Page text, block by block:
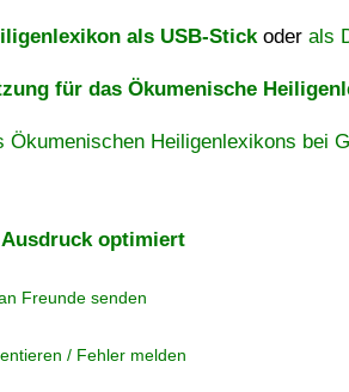
als USB-Stickoder als
für das Ökumenische
Heiligenlexikons bei
optimiert
Freunde senden
/ Fehler melden